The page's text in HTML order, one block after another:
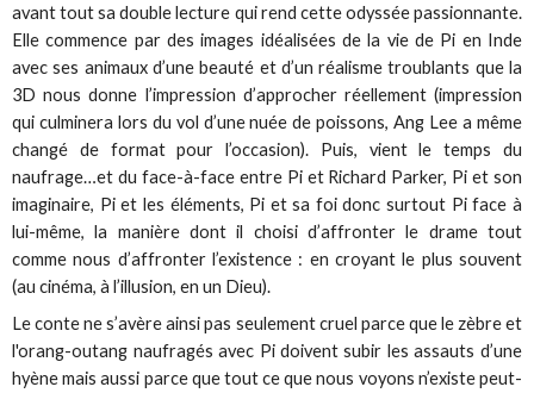
avant tout sa double lecture qui rend cette odyssée passionnante.
Elle commence par des images idéalisées de la vie de Pi en Inde
avec ses animaux d’une beauté et d’un réalisme troublants que la
3D nous donne l’impression d’approcher réellement (impression
qui culminera lors du vol d’une nuée de poissons, Ang Lee a même
changé de format pour l’occasion). Puis, vient le temps du
naufrage…et du face-à-face entre Pi et Richard Parker, Pi et son
imaginaire, Pi et les éléments, Pi et sa foi donc surtout Pi face à
lui-même, la manière dont il choisi d’affronter le drame tout
comme nous d’affronter l’existence : en croyant le plus souvent
(au cinéma, à l’illusion, en un Dieu).
Le conte ne s’avère ainsi pas seulement cruel parce que le zèbre et
l'orang-outang naufragés avec Pi doivent subir les assauts d’une
hyène mais aussi parce que tout ce que nous voyons n’existe peut-